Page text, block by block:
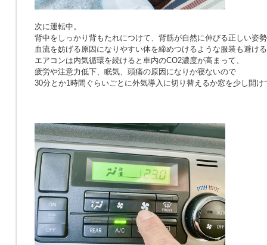
次に運転中。
背中をしっかり背もたれにつけて、背筋が自然に伸びる正しい姿
血流を妨げる原因になりやすい体を締めつけるような服装も避け
エアコンは内気循環を続けると車内のCO2濃度が高まって、
疲労や注意力低下、眠気、頭痛の原因になりか寝ないので
30分とか1時間ぐらいごとに外気導入に切り替えるか窓を少し開け